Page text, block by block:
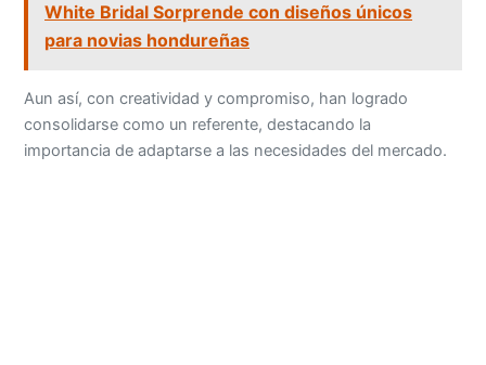
White Bridal Sorprende con diseños únicos
para novias hondureñas
Aun así, con creatividad y compromiso, han logrado
consolidarse como un referente, destacando la
importancia de adaptarse a las necesidades del mercado.